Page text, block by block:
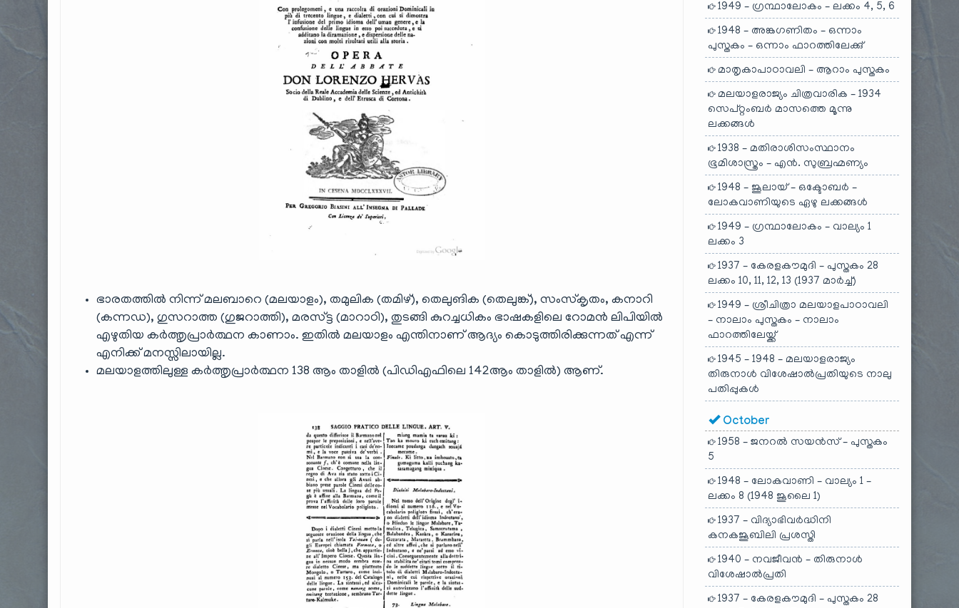
ഭാരതത്തിൽ നിന്ന് മലബാറെ (മലയാളം), തമുലിക (തമിഴ്), തെലുങിക (തെലുങ്ക്), സംസ്കൃതം, കനാറി
(കന്നഡ), ഗുസറാത്ത (ഗുജറാത്തി), മരസ്ട്ട (മാറാഠി), തുടങ്ങി കുറച്ചധികം ഭാഷകളിലെ റോമൻ ലിപിയിൽ
എഴുതിയ കർത്തൃപ്രാർത്ഥന കാണാം. ഇതിൽ മലയാളം എന്തിനാണ് ആദ്യം കൊടുത്തിരിക്കുന്നത് എന്ന്
എനിക്ക് മനസ്സിലായില്ല.
മലയാളത്തിലുള്ള കർത്തൃപ്രാർത്ഥന 138 ആം താളിൽ (പിഡിഎഫിലെ 142ആം താളിൽ) ആണ്.
1949 – ഗ്രന്ഥാലോകം – ലക്കം 4, 5, 6
1948 – അങ്കഗണിതം – ഒന്നാം
പുസ്തകം – ഒന്നാം ഫാറത്തിലേക്കു്
മാതൃകാപാഠാവലി – ആറാം പുസ്തകം
മലയാളരാജ്യം ചിത്രവാരിക – 1934
സെപ്റ്റംബർ മാസത്തെ മൂന്നു
ലക്കങ്ങൾ
1938 – മതിരാശിസംസ്ഥാനം
ഭൂമിശാസ്ത്രം – എൻ. സുബ്രഹ്മണ്യം
1948 – ജൂലായ് – ഒക്ടോബർ –
ലോകവാണിയുടെ ഏഴു ലക്കങ്ങൾ
1949 – ഗ്രന്ഥാലോകം – വാല്യം 1
ലക്കം 3
1937 – കേരളകൗമുദി – പുസ്തകം 28
ലക്കം 10, 11, 12, 13 (1937 മാർച്ച്)
1949 – ശ്രീചിത്രാ മലയാളപാഠാവലി
– നാലാം പുസ്തകം – നാലാം
ഫാറത്തിലേയ്ക്ക്
1945 – 1948 – മലയാളരാജ്യം
തിരുനാൾ വിശേഷാൽപ്രതിയുടെ നാലു
പതിപ്പുകൾ
October
1958 – ജനറൽ സയൻസ് – പുസ്തകം
5
1948 – ലോകവാണി – വാല്യം 1 –
ലക്കം 8 (1948 ജൂലൈ 1)
1937 – വിദ്യാഭിവർദ്ധിനി
കനകജൂബിലി പ്രശസ്തി
1940 – നവജീവൻ – തിരുനാൾ
വിശേഷാൽപ്രതി
1937 – കേരളകൗമുദി – പുസ്തകം 28